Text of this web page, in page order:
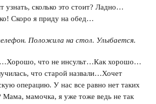
узнать, сколько это стоит? Ладно…
Скоро я приду на обед…
Положила на стол. Улыбается.
что не инсульт…Как хорошо…
что старой назвали…Хочет
операцию. У нас все равно нет таких
Мама, мамочка, я уже тоже ведь не так